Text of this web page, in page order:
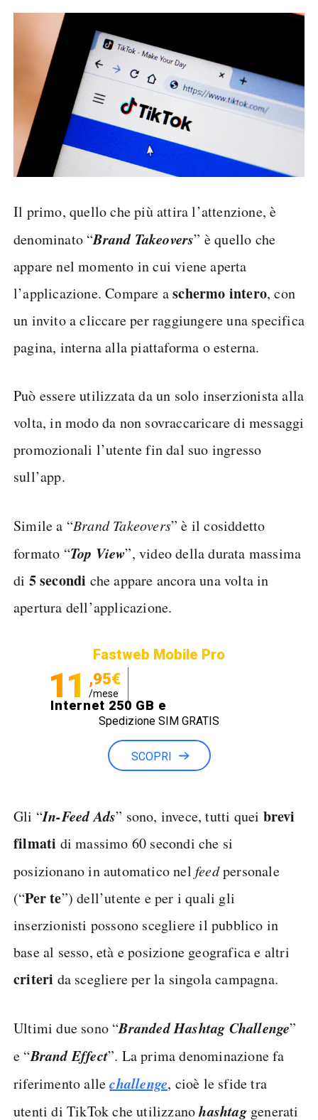
Il primo, quello che più attira l’attenzione, è
denominato “Brand Takeovers” è quello che
appare nel momento in cui viene aperta
l’applicazione. Compare aschermo intero, con
un invito a cliccare per raggiungere una specifica
pagina, interna alla piattaforma o esterna.
Può essere utilizzata da un solo inserzionista alla
volta, in modo da non sovraccaricare di messaggi
promozionali l’utente fin dal suo ingresso
sull’app.
Simile a “Brand Takeovers” è il cosiddetto
formato “Top View”, video della durata massima
di 5 secondi che appare ancora una volta in
apertura dell’applicazione.
Fastweb Mobile Pro
11 ,95€
/mese
Internet 250 GB e
Minuti illimitati
Spedizione SIM GRATIS
SCOPRI
Gli “In-Feed Ads” sono, invece, tutti quei brevi
filmati di massimo 60 secondi che si
posizionano in automatico nel feedpersonale
(“Per te”) dell’utente e per i quali gli
inserzionisti possono scegliere il pubblico in
base al sesso, età e posizione geografica e altri
criteri da scegliere per la singola campagna.
Ultimi due sono “Branded Hashtag Challenge”
e “Brand Effect”. La prima denominazione fa
riferimento allechallenge, cioè le sfide tra
utenti di TikTok che utilizzanohashtaggenerati